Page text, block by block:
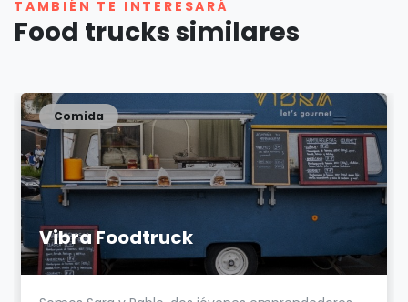
TAMBIÉN TE INTERESARÁ
Food trucks similares
Vibra Foodtruck
Comida